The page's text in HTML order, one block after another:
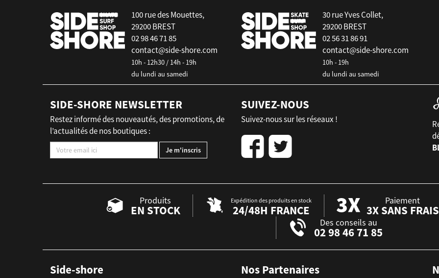
100 rue des Mouettes,
29200 BREST
02 98 46 71 85
contact@side-shore.com
10h - 12h30 / 14h - 19h
du lundi au samedi
30 rue Yves Collet,
29200 BREST
02 56 31 86 91
contact@side-shore.com
10h - 19h
du lundi au samedi
SIDE-SHORE NEWSLETTER
Restez informé des nouveautés, des promotions, de
l’actualités de nos boutiques :
SUIVEZ-NOUS
Suivez-nous sur les réseaux !
Produits
EN STOCK
Expédition des produits en stock
24/48H FRANCE
Paiement
3X SANS FRAIS
Des conseils au
02 98 46 71 85
Side-shore Nos Partenaires